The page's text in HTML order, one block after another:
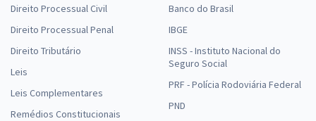
Direito Processual Civil
Direito Processual Penal
Direito Tributário
Leis
Leis Complementares
Remédios Constitucionais
Banco do Brasil
IBGE
INSS - Instituto Nacional do
Seguro Social
PRF - Polícia Rodoviária Federal
PND